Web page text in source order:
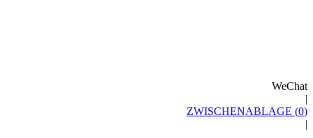
WeChat
|
ZWISCHENABLAGE (0)
|